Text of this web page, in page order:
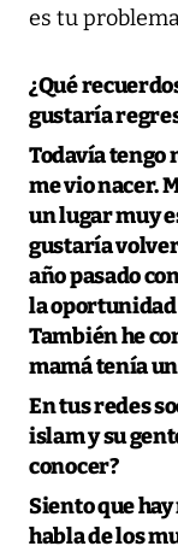
es tu
¿Qué
gustaría
Todavía tengo
me vio nacer.
un lugar muy
gustaría volver
año pasado
la oportunidad
También he
mamá tenía
En tus redes
islam y su
conocer?
Siento que
habla de los